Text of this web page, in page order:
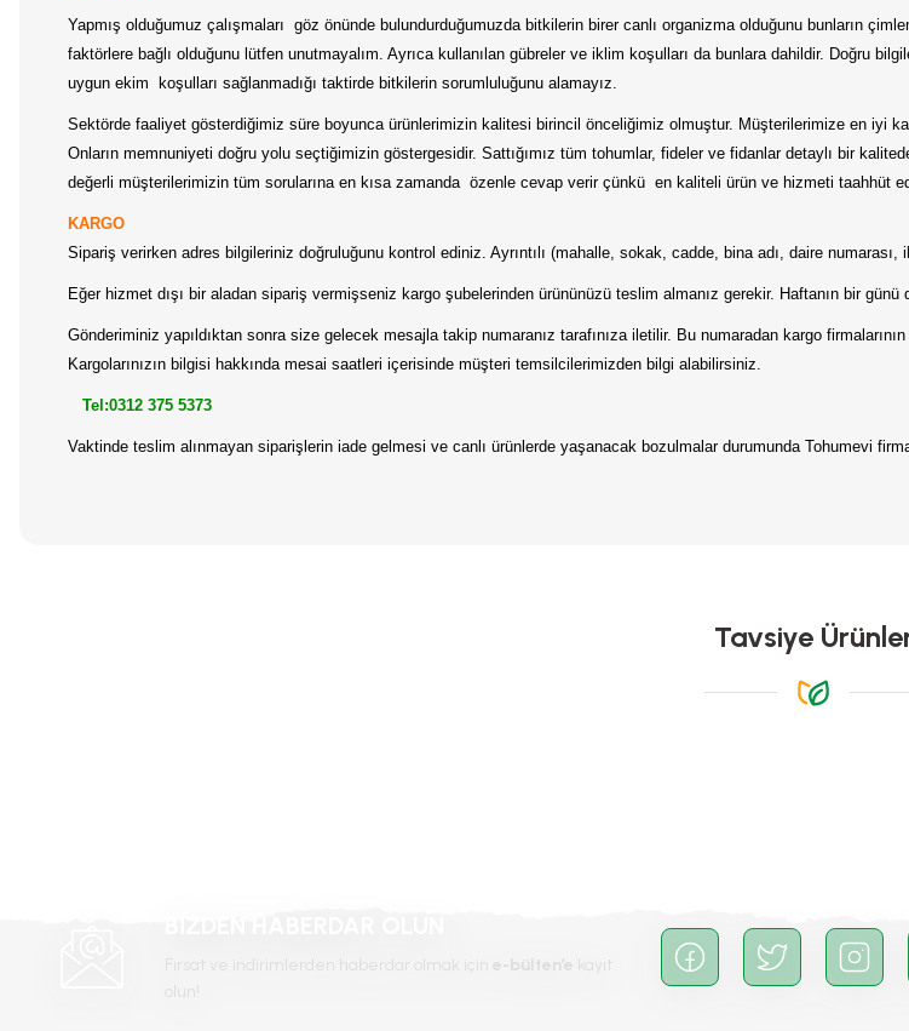
Yapmış olduğumuz çalışmaları göz önünde bulundurduğumuzda bitkilerin birer canlı organizma olduğunu bunların
faktörlere bağlı olduğunu lütfen unutmayalım. Ayrıca kullanılan gübreler ve iklim koşulları da bunlara dahildir. Doğru
uygun ekim koşulları sağlanmadığı taktirde bitkilerin sorumluluğunu alamayız.
Sektörde faaliyet gösterdiğimiz süre boyunca ürünlerimizin kalitesi birincil önceliğimiz olmuştur. Müşterilerimize en iyi
Onların memnuniyeti doğru yolu seçtiğimizin göstergesidir. Sattığımız tüm tohumlar, fideler ve fidanlar detaylı bir
değerli müşterilerimizin tüm sorularına en kısa zamanda özenle cevap verir çünkü en kaliteli ürün ve hizmeti taahhüt
KARGO
Sipariş verirken adres bilgileriniz doğruluğunu kontrol ediniz. Ayrıntılı (mahalle, sokak, cadde, bina adı, daire
Eğer hizmet dışı bir aladan sipariş vermişseniz kargo şubelerinden ürününüzü teslim almanız gerekir. Haftanın bir günü
Gönderiminiz yapıldıktan sonra size gelecek mesajla takip numaranız tarafınıza iletilir. Bu numaradan kargo
Kargolarınızın bilgisi hakkında mesai saatleri içerisinde müşteri temsilcilerimizden bilgi alabilirsiniz.
Tel:0312 375 5373
Vaktinde teslim alınmayan siparişlerin iade gelmesi ve canlı ürünlerde yaşanacak bozulmalar durumunda Tohumevi
Yorum Yaz
Tavsiye